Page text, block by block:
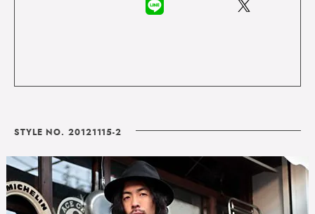
STYLE NO. 20121115-2